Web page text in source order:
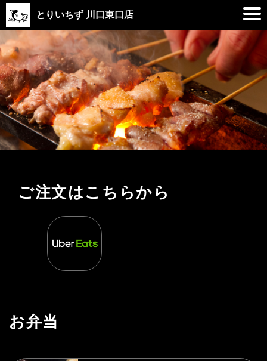
とりいちず 川口東口店
ご注文はこちらから
お弁当